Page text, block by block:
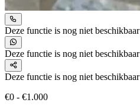
Deze functie is nog niet beschikbaar
Deze functie is nog niet beschikbaar
Deze functie is nog niet beschikbaar
€0 - €1.000